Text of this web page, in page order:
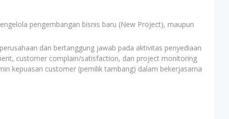
pengembangan bisnis baru (New Project), maupun
dan bertanggung jawab pada aktivitas penyediaan
customer complain/satisfaction, dan project monitoring
kepuasan customer (pemilik tambang) dalam bekerjasama